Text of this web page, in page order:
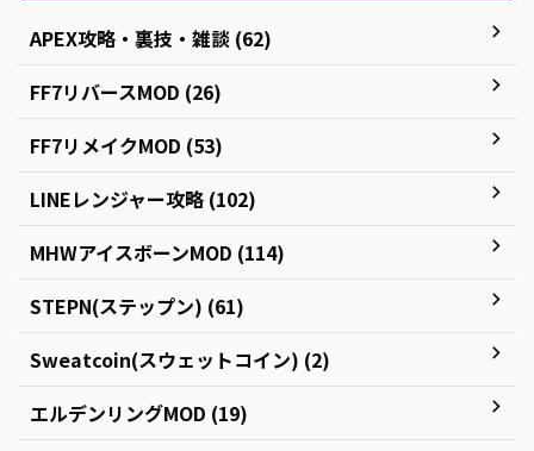
APEX攻略・裏技・雑談 (62)
FF7リバースMOD (26)
FF7リメイクMOD (53)
LINEレンジャー攻略 (102)
MHWアイスボーンMOD (114)
STEPN(ステップン) (61)
Sweatcoin(スウェットコイン) (2)
エルデンリングMOD (19)